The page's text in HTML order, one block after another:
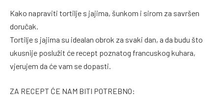
Kako napraviti tortilje s jajima, šunkom i sirom za savršen
doručak.
Tortilje s jajima su idealan obrok za svaki dan, a da budu što
ukusnije poslužit će recept poznatog francuskog kuhara,
vjerujem da će vam se dopasti.
ZA RECEPT ĆE NAM BITI POTREBNO: